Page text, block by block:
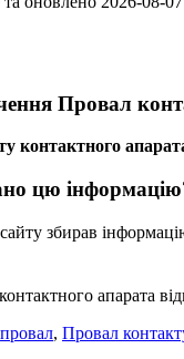
Провал
контактного
цю
збирав
апарата
провал, Провал